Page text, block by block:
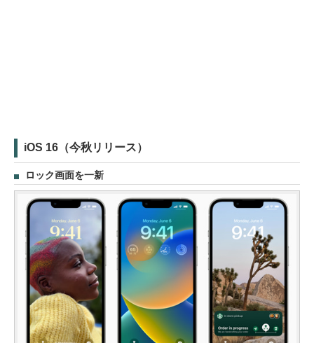
iOS 16（今秋リリース）
ロック画面を一新